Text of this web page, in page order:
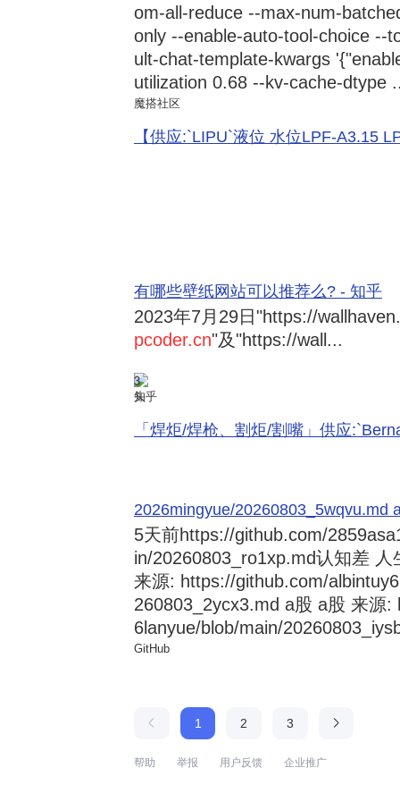
om-all-reduce --max-num-
only --enable-auto-tool-choice --
ult-chat-template-kwargs
utilization 0.68 --kv-cache-dtype
魔搭社区
【供应:`LIPU`液位 水位LPF-A3.15
有哪些壁纸网站可以推荐么? - 知乎
2023年7月29日 "https://
pcoder.cn"及"https://wall...
3
知乎
「焊炬/焊枪、割炬/割嘴」供应
2026mingyue/20260803_5wqvu.md
5天前https://github.com/
in/20260803_ro1xp.md认知差
来源: https://github.com/
260803_2ycx3.md a股 a股 来源
6lanyue/blob/main/
GitHub
1 2 3
帮助 举报 用户反馈 企业推广